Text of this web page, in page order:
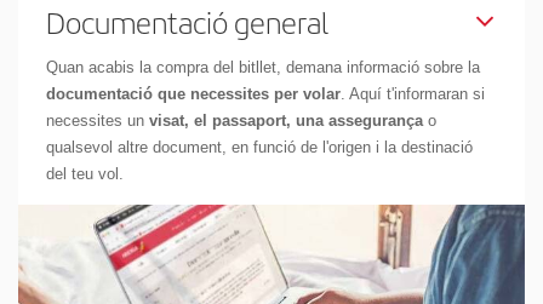
Documentació general
Quan acabis la compra del bitllet, demana informació sobre la
documentació que necessites per volar. Aquí t'informaran si
necessites un visat, el passaport, una assegurançao
qualsevol altre document, en funció de l'origen i la destinació
del teu vol.